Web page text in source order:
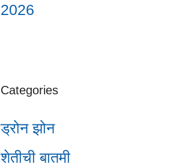
2026
Categories
ड्रोन झोन
शेतीची बातमी